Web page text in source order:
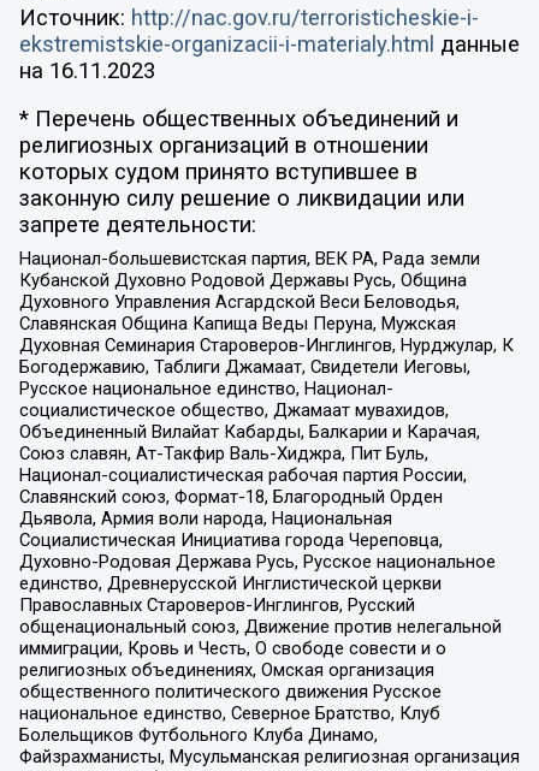
Источник: http://nac.gov.ru/terroristicheskie-i-
ekstremistskie-organizacii-i-materialy.html данные
на 16.11.2023
* Перечень общественных объединений и
религиозных организаций в отношении
которых судом принято вступившее в
законную силу решение о ликвидации или
запрете деятельности:
Национал-большевистская партия, ВЕК РА, Рада земли
Кубанской Духовно Родовой Державы Русь, Община
Духовного Управления Асгардской Веси Беловодья,
Славянская Община Капища Веды Перуна, Мужская
Духовная Семинария Староверов-Инглингов, Нурджулар, К
Богодержавию, Таблиги Джамаат, Свидетели Иеговы,
Русское национальное единство, Национал-
социалистическое общество, Джамаат мувахидов,
Объединенный Вилайат Кабарды, Балкарии и Карачая,
Союз славян, Ат-Такфир Валь-Хиджра, Пит Буль,
Национал-социалистическая рабочая партия России,
Славянский союз, Формат-18, Благородный Орден
Дьявола, Армия воли народа, Национальная
Социалистическая Инициатива города Череповца,
Духовно-Родовая Держава Русь, Русское национальное
единство, Древнерусской Инглистической церкви
Православных Староверов-Инглингов, Русский
общенациональный союз, Движение против нелегальной
иммиграции, Кровь и Честь, О свободе совести и о
религиозных объединениях, Омская организация
общественного политического движения Русское
национальное единство, Северное Братство, Клуб
Болельщиков Футбольного Клуба Динамо,
Файзрахманисты, Мусульманская религиозная организация